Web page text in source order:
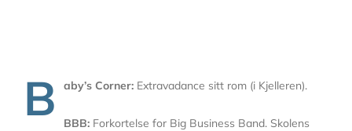
B aby’s Corner: Extravadance sitt rom (i Kjelleren).
BBB: Forkortelse for Big Business Band. Skolens